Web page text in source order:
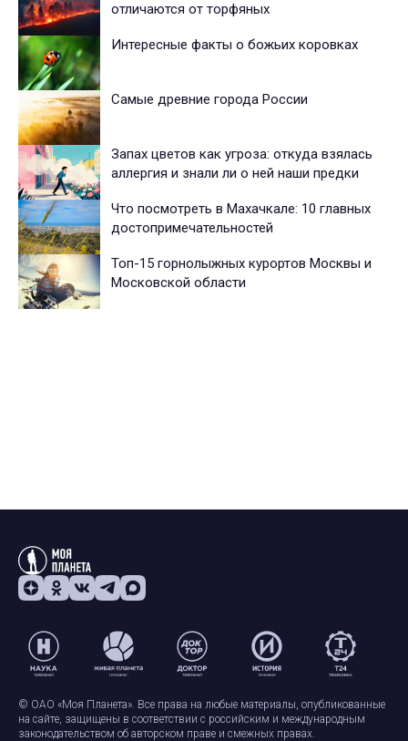
отличаются от торфяных
Интересные факты о божьих коровках
Самые древние города России
Запах цветов как угроза: откуда взялась
аллергия и знали ли о ней наши предки
Что посмотреть в Махачкале: 10 главных
достопримечательностей
Топ-15 горнолыжных курортов Москвы и
Московской области
© ОАО «Моя Планета». Все права на любые материалы, опубликованные
на сайте, защищены в соответствии с российским и международным
законодательством об авторском праве и смежных правах.